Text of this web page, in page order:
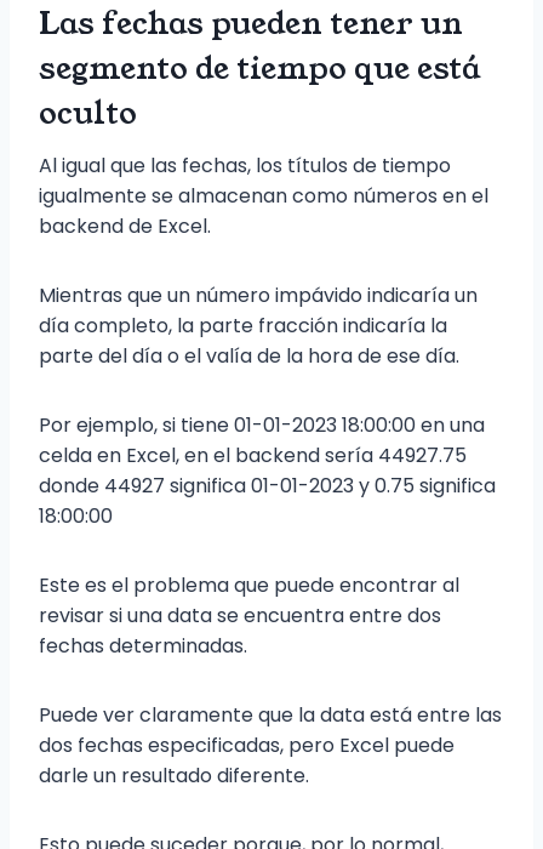
Las fechas pueden tener un
segmento de tiempo que está
oculto
Al igual que las fechas, los títulos de tiempo
igualmente se almacenan como números en el
backend de Excel.
Mientras que un número impávido indicaría un
día completo, la parte fracción indicaría la
parte del día o el valía de la hora de ese día.
Por ejemplo, si tiene 01-01-2023 18:00:00 en una
celda en Excel, en el backend sería 44927.75
donde 44927 significa 01-01-2023 y 0.75 significa
18:00:00
Este es el problema que puede encontrar al
revisar si una data se encuentra entre dos
fechas determinadas.
Puede ver claramente que la data está entre las
dos fechas especificadas, pero Excel puede
darle un resultado diferente.